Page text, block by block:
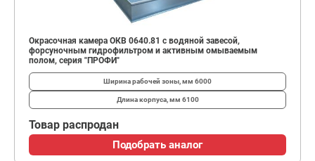
Окрасочная камера ОКВ 0640.81 с водяной завесой,
форсуночным гидрофильтром и активным омываемым
полом, серия "ПРОФИ"
Ширина рабочей зоны, мм 6000
Длина корпуса, мм 6100
Товар распродан
Подобрать аналог